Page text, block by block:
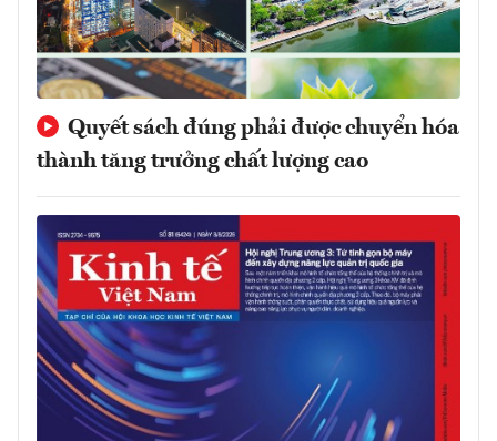
Quyết sách đúng phải được chuyển hóa
thành tăng trưởng chất lượng cao